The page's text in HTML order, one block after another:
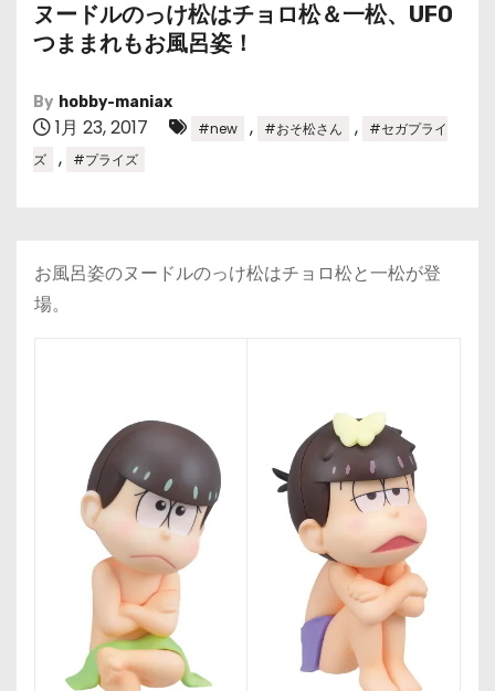
ヌードルのっけ松はチョロ松＆一松、UFO
つままれもお風呂姿！
By hobby-maniax
1月 23, 2017 #new , #おそ松さん ,
#セガプライ
ズ
, #プライズ
お風呂姿のヌードルのっけ松はチョロ松と一松が登
場。